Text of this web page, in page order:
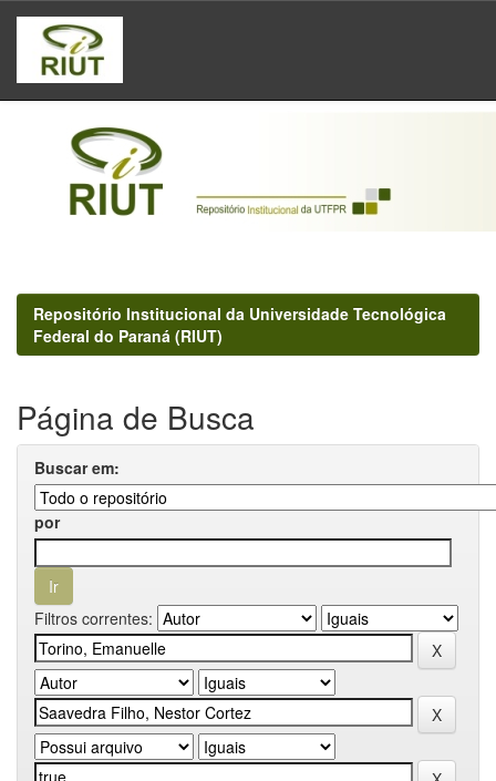
Skip
navigation
Repositório Institucional da Universidade Tecnológica
Federal do Paraná (RIUT)
Página de Busca
Buscar em:
por
Filtros correntes: